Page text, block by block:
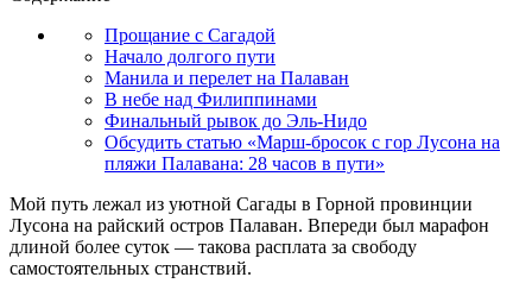
Прощание с Сагадой
Начало долгого пути
Манила и перелет на Палаван
В небе над Филиппинами
Финальный рывок до Эль-Нидо
Обсудить статью «Марш-бросок с гор Лусона на
пляжи Палавана: 28 часов в пути»
Мой путь лежал из уютной Сагады в Горной провинции
Лусона на райский остров Палаван. Впереди был марафон
длиной более суток — такова расплата за свободу
самостоятельных странствий.